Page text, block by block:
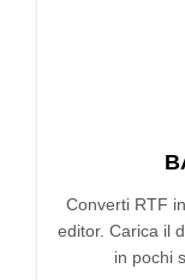
Converti RTF
editor. Carica il
in pochi